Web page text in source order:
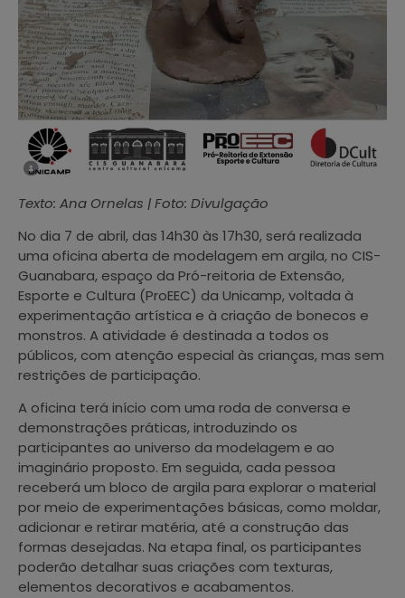
Texto: Ana Ornelas | Foto: Divulgação
No dia 7 de abril, das 14h30 às 17h30, será realizada
uma oficina aberta de modelagem em argila, no CIS-
Guanabara, espaço da Pró-reitoria de Extensão,
Esporte e Cultura (ProEEC) da Unicamp, voltada à
experimentação artística e à criação de bonecos e
monstros. A atividade é destinada a todos os
públicos, com atenção especial às crianças, mas sem
restrições de participação.
A oficina terá início com uma roda de conversa e
demonstrações práticas, introduzindo os
participantes ao universo da modelagem e ao
imaginário proposto. Em seguida, cada pessoa
receberá um bloco de argila para explorar o material
por meio de experimentações básicas, como moldar,
adicionar e retirar matéria, até a construção das
formas desejadas. Na etapa final, os participantes
poderão detalhar suas criações com texturas,
elementos decorativos e acabamentos.